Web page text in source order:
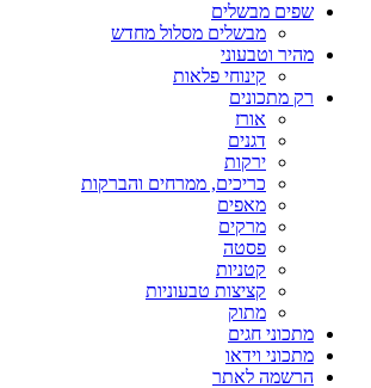
שפים מבשלים
מבשלים מסלול מחדש
מהיר וטבעוני
קינוחי פלאות
רק מתכונים
אורז
דגנים
ירקות
כריכים, ממרחים והברקות
מאפים
מרקים
פסטה
קטניות
קציצות טבעוניות
מתוק
מתכוני חגים
מתכוני וידאו
הרשמה לאתר